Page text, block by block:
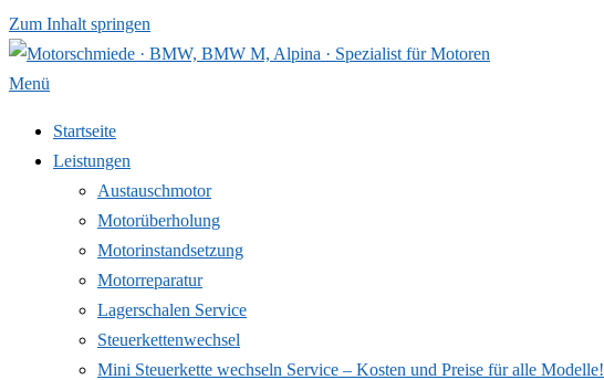
Zum Inhalt springen
Menü
Startseite
Leistungen
Austauschmotor
Motorüberholung
Motorinstandsetzung
Motorreparatur
Lagerschalen Service
Steuerkettenwechsel
Mini Steuer­kette wechseln Service – Kosten und Preise für alle Modelle!